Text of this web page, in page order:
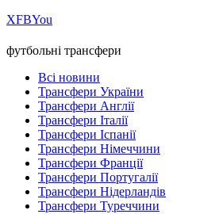
ХFBYou
футбольні трансфери
Всі новини
Трансфери України
Трансфери Англії
Трансфери Італії
Трансфери Іспанії
Трансфери Німеччини
Трансфери Франції
Трансфери Португалії
Трансфери Нідерландів
Трансфери Туреччини